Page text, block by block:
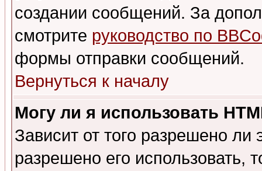
создании сообщений. За
смотрите руководство по
формы отправки сообщений.
Вернуться к началу
Могу ли я использовать
Зависит от того разрешено
разрешено его использовать,